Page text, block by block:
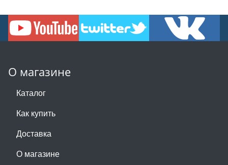
О магазине
Каталог
Как купить
Доставка
О магазине